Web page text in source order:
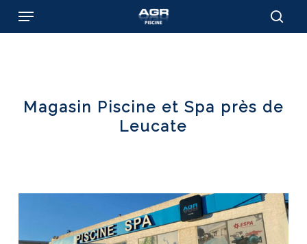
Menu
Magasin Piscine et Spa près de
Leucate